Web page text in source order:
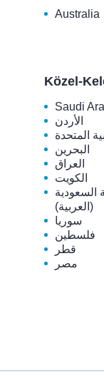
Australia
Közel-
Saudi
الأردن
المتحدة
البحرين
العراق
الكويت
السعودية
(العربية)
سوريا
فلسطين
قطر
مصر